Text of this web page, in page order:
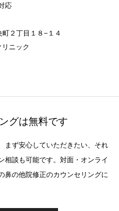
応
２丁目１８−１４
ニック
グは無料です
まず安心していただきたい、それ
相談も可能です。対面・オンライ
鼻の他院修正のカウンセリングに